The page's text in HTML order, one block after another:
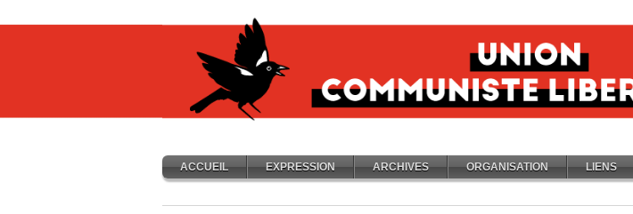
ACCUEIL EXPRESSION ARCHIVES ORGANISATION LIENS